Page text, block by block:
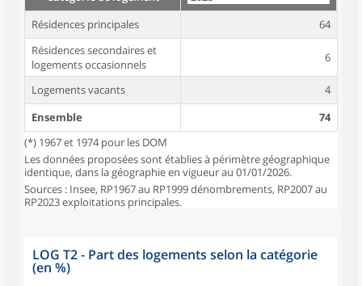
Résidences principales
64
Résidences secondaires et
logements occasionnels
6
Logements vacants
4
Ensemble
74
(*) 1967 et 1974 pour les DOM
Les données proposées sont établies à périmètre géographique
identique, dans la géographie en vigueur au 01/01/2026.
Sources : Insee, RP1967 au RP1999 dénombrements, RP2007 au
RP2023 exploitations principales.
LOG T2 - Part des logements selon la catégorie
(en %)